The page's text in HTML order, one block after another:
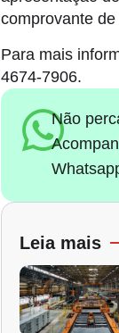
comprovante
Para mais
4674-7906.
Não
Leia mais